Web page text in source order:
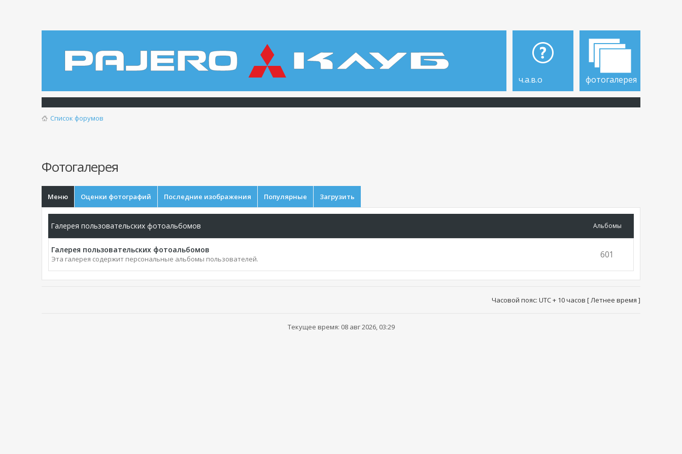
ч.а.в.о фотогалерея
Список форумов
Фотогалерея
Меню Оценки фотографий Последние изображения Популярные Загрузить
Галерея пользовательских фотоальбомов Альбомы
Галерея пользовательских фотоальбомов
Эта галерея содержит персональные альбомы пользователей. 601
Часовой пояс: UTC + 10 часов [ Летнее время ]
Текущее время: 08 авг 2026, 03:29